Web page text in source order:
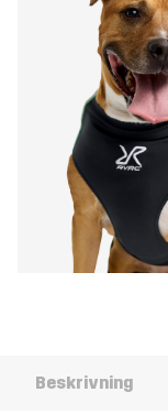
Beskrivning